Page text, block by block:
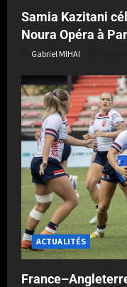
Samia Kazitani
Noura Opéra à
Gabriel MIHAI
ACTUALITÉS